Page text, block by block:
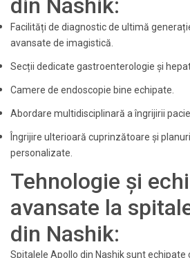
din Nashik:
Facilități de diagnostic de ultimă
avansate de imagistică.
Secții dedicate gastroenterologie și
Camere de endoscopie bine echipate.
Abordare multidisciplinară a îngrijirii
Îngrijire ulterioară cuprinzătoare și
personalizate.
Tehnologie și
avansate la
din Nashik:
Spitalele Apollo din Nashik sunt echipate